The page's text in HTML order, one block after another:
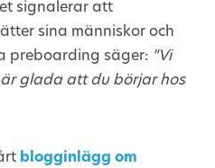
signalerar att
sina människor och
preboarding säger: ”Vi
glada att du börjar hos
blogginlägg om